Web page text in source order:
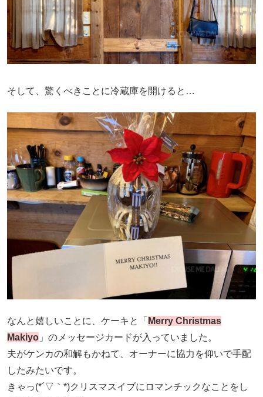
そして、驚くべきことに冷蔵庫を開けると…
なんと嬉しいことに、ケーキと「 Merry Christmas
Makiyo 」のメッセージカードが入っていました。
夫がケンカの和解もかねて、オーナーに協力を仰いで手配
したみたいです。
きゃっ(*´▽｀*)クリスマスイブにロマンチックなことをし